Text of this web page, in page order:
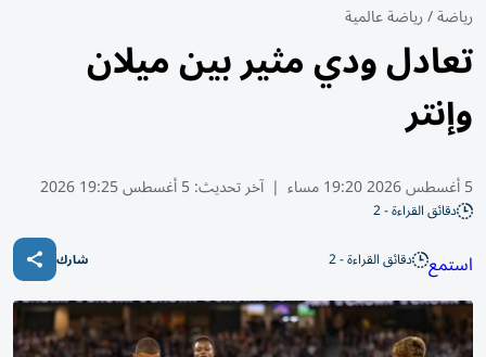
رياضة/رياضة عالمية
تعادل ودي مثير بين ميلان
وإنتر
5 أغسطس 2026 19:20 مساء | آخر تحديث:5 أغسطس 19:25 2026
دقائق القراءة - 2
استمع دقائق القراءة - 2 شارك